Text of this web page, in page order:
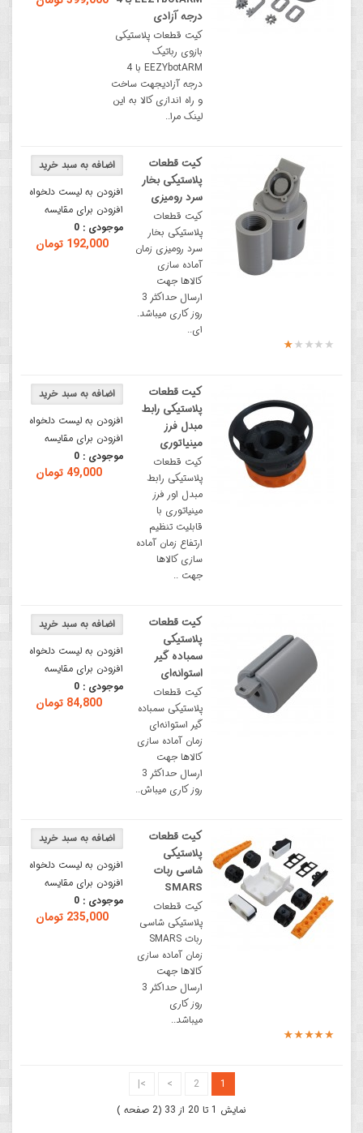
درجه آزادی
کیت قطعات پلاستیکی
بازوی رباتیک
EEZYbotARM با 4
درجه آزادیجهت ساخت
و راه اندازی کالا به این
لینک مرا..
افزودن به لیست دلخواه
افزودن برای مقایسه
موجودی : 0
192,000 تومان
کیت قطعات
پلاستیکی بخار
سرد رومیزی
کیت قطعات
پلاستیکی بخار
سرد رومیزی زمان
آماده سازی
کالاها جهت
ارسال حداکثر 3
روز کاری میباشد.
ای..
افزودن به لیست دلخواه
افزودن برای مقایسه
موجودی : 0
49,000 تومان
کیت قطعات
پلاستیکی رابط
مبدل فرز
مینیاتوری
کیت قطعات
پلاستیکی رابط
مبدل اور فرز
مینیاتوری با
قابلیت تنظیم
ارتفاع زمان آماده
سازی کالاها
جهت ..
افزودن به لیست دلخواه
افزودن برای مقایسه
موجودی : 0
84,800 تومان
کیت قطعات
پلاستیکی
سمباده گیر
استوانه‌ای
کیت قطعات
پلاستیکی سمباده
گیر استوانه‌ای
زمان آماده سازی
کالاها جهت
ارسال حداکثر 3
روز کاری میباش..
افزودن به لیست دلخواه
افزودن برای مقایسه
موجودی : 0
235,000 تومان
کیت قطعات
پلاستیکی
شاسی ربات
SMARS
کیت قطعات
پلاستیکی شاسی
ربات SMARS
زمان آماده سازی
کالاها جهت
ارسال حداکثر 3
روز کاری
میباشد..
1
2
>
>|
نمایش 1 تا 20 از 33 (2 صفحه )